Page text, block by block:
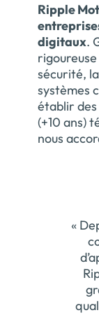
Ripple
digitaux.
sécurité,
systèmes
établir
(+10 ans)
nous
«